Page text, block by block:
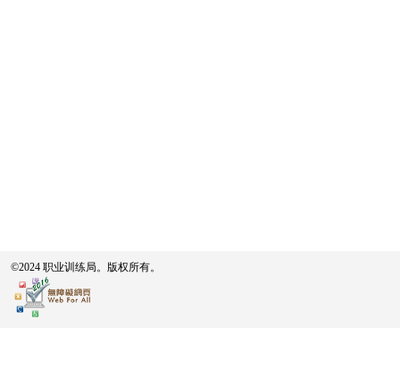
©2024 职业训练局。版权所有。